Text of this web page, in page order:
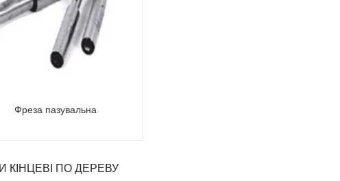
Фреза пазувальна
КІНЦЕВІ ПО ДЕРЕВУ